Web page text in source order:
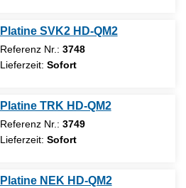
Platine SVK2 HD-QM2
Referenz Nr.: 3748
Lieferzeit: Sofort
Platine TRK HD-QM2
Referenz Nr.: 3749
Lieferzeit: Sofort
Platine NEK HD-QM2